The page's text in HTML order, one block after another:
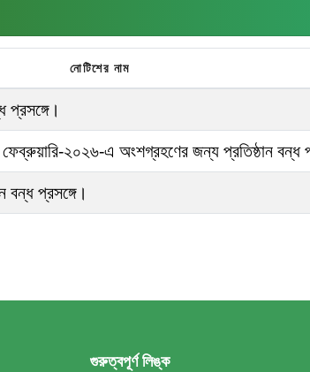
নোটিশের নাম
২০২৬-এ অংশগ্রহণের জন্য প্রতিষ্ঠান বন্ধ
বন্ধ প্রসঙ্গে।
গুরুত্বপূর্ণ লিঙ্ক